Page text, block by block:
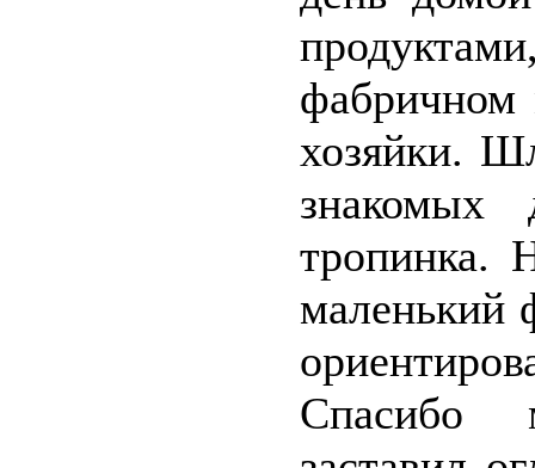
фабричном
хозяйки.
тропинка.
маленький
Спасибо